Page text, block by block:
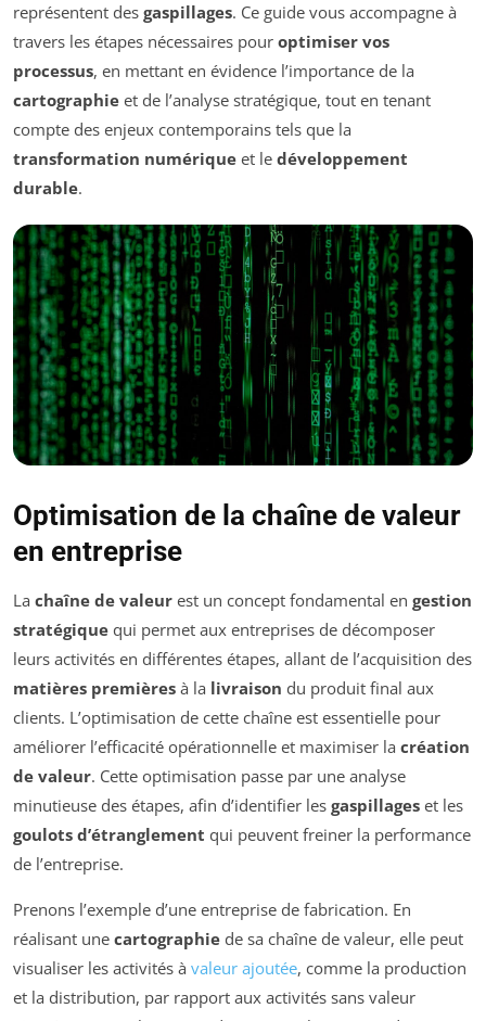
représentent des gaspillages. Ce guide vous accompagne à
travers les étapes nécessaires pour optimiser vos
processus, en mettant en évidence l’importance de la
cartographie et de l’analyse stratégique, tout en tenant
compte des enjeux contemporains tels que la
transformation numérique et le développement
durable.
Optimisation de la chaîne de valeur
en entreprise
La chaîne de valeur est un concept fondamental en gestion
stratégique qui permet aux entreprises de décomposer
leurs activités en différentes étapes, allant de l’acquisition des
matières premières à la livraison du produit final aux
clients. L’optimisation de cette chaîne est essentielle pour
améliorer l’efficacité opérationnelle et maximiser la création
de valeur. Cette optimisation passe par une analyse
minutieuse des étapes, afin d’identifier les gaspillages et les
goulots d’étranglement qui peuvent freiner la performance
de l’entreprise.
Prenons l’exemple d’une entreprise de fabrication. En
réalisant une cartographie de sa chaîne de valeur, elle peut
visualiser les activités à valeur ajoutée, comme la production
et la distribution, par rapport aux activités sans valeur